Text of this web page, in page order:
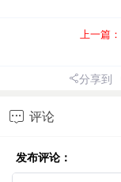
上一篇：
分享到
 评论
发布评论：